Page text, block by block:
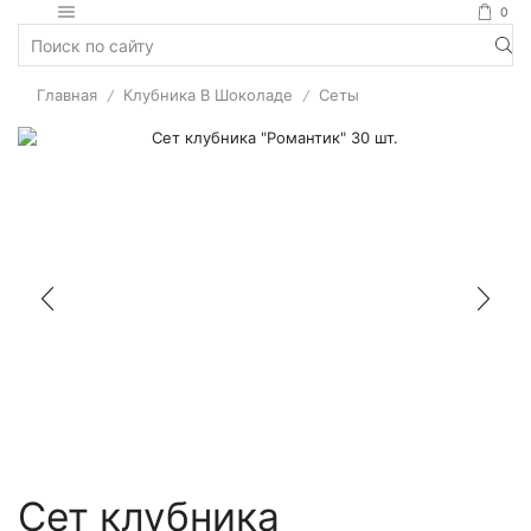
0
Главная / Клубника В Шоколаде / Сеты
Сет клубника